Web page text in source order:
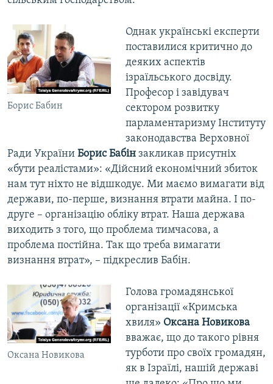
Борис Бабин
Однак українські експерти
поставилися критично до
деяких аспектів
ізраїльського досвіду.
Професор і завідувач
сектором розвитку
парламентаризму Інституту
законодавства Верховної
Ради України Борис Бабін закликав присутніх
«бути реалістами»: «Дійсний економічний збиток
нам тут ніхто не відшкодує. Ми маємо вимагати від
держави, по-перше, визнання втрати майна. І по-
друге – організацію обліку втрат. Наша держава
виходить з того, що проблема тимчасова, а
проблема постійна. Так що треба вимагати
визнання втрат», – підкреслив Бабін.
Оксана Новикова
Голова громадянської
організації «Кримська
хвиля» Оксана Новикова
вважає, що до такого рівня
турботи про своїх громадян,
як в Ізраїлі, нашій державі